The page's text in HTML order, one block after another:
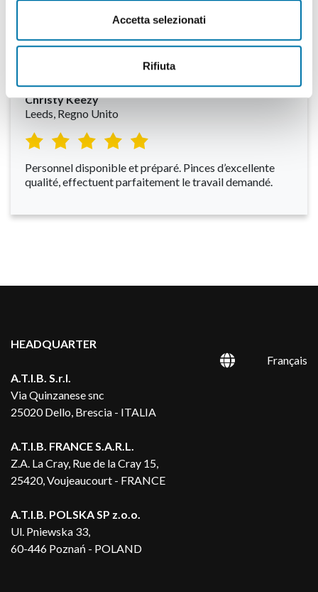
Accetta selezionati
Rifiuta
Grande entreprise Italienne où ils savent ce qu’ils font.
Christy Keezy
Leeds, Regno Unito
Personnel disponible et préparé. Pinces d’excellente
qualité, effectuent parfaitement le travail demandé.
HEADQUARTER
Français
A.T.I.B. S.r.l.
Via Quinzanese snc
25020 Dello, Brescia - ITALIA
A.T.I.B. FRANCE S.A.R.L.
Z.A. La Cray, Rue de la Cray 15,
25420, Voujeaucourt - FRANCE
A.T.I.B. POLSKA SP z.o.o.
Ul. Pniewska 33,
60-446 Poznań - POLAND